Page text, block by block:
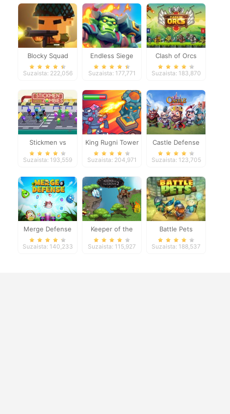
Blocky Squad
Suzaista: 222,056
Endless Siege
Suzaista: 177,771
Clash of Orcs
Suzaista: 183,870
Stickmen vs
Zombies
Suzaista: 193,559
King Rugni Tower
Defense
Suzaista: 204,971
Castle Defense
Suzaista: 123,705
Merge Defense
Suzaista: 140,233
Keeper of the
Grove 2
Suzaista: 115,927
Battle Pets
Suzaista: 188,537